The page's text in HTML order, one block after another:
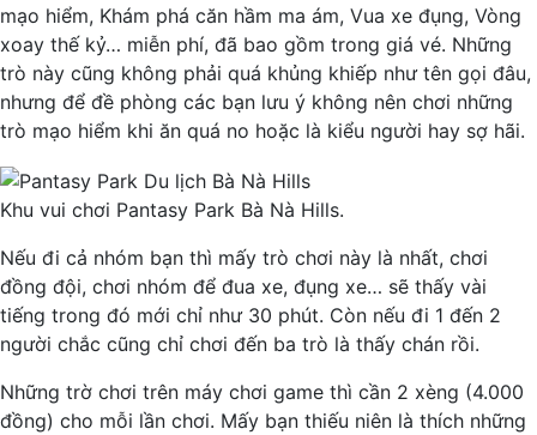
mạo hiểm, Khám phá căn hầm ma ám, Vua xe đụng, Vòng
xoay thế kỷ… miễn phí, đã bao gồm trong giá vé. Những
trò này cũng không phải quá khủng khiếp như tên gọi đâu,
nhưng để đề phòng các bạn lưu ý không nên chơi những
trò mạo hiểm khi ăn quá no hoặc là kiểu người hay sợ hãi.
Khu vui chơi Pantasy Park Bà Nà Hills.
Nếu đi cả nhóm bạn thì mấy trò chơi này là nhất, chơi
đồng đội, chơi nhóm để đua xe, đụng xe… sẽ thấy vài
tiếng trong đó mới chỉ như 30 phút. Còn nếu đi 1 đến 2
người chắc cũng chỉ chơi đến ba trò là thấy chán rồi.
Những trờ chơi trên máy chơi game thì cần 2 xèng (4.000
đồng) cho mỗi lần chơi. Mấy bạn thiếu niên là thích những